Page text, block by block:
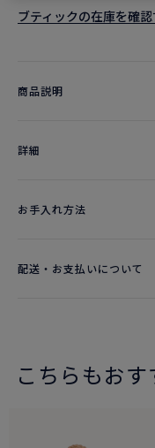
ブティックの在庫を確認
商品説明
詳細​
お手入れ方法
配送・お支払いについて
こちらもおす